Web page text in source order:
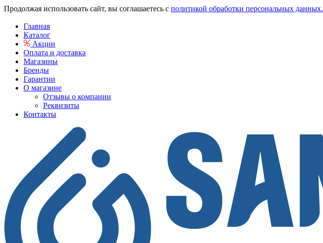
Продолжая использовать сайт, вы соглашаетесь с политикой обработки персональных данных.
Главная
Каталог
Акции
Оплата и доставка
Магазины
Бренды
Гарантии
О магазине
Отзывы о компании
Реквизиты
Контакты